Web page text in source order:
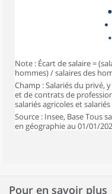
Note : Écart de salaire =
hommes) / salaires des
Champ : Salariés du privé,
et de contrats de
salariés agricoles et
Source : Insee, Base Tous
en géographie au 01/01/
Pour en savoir plus